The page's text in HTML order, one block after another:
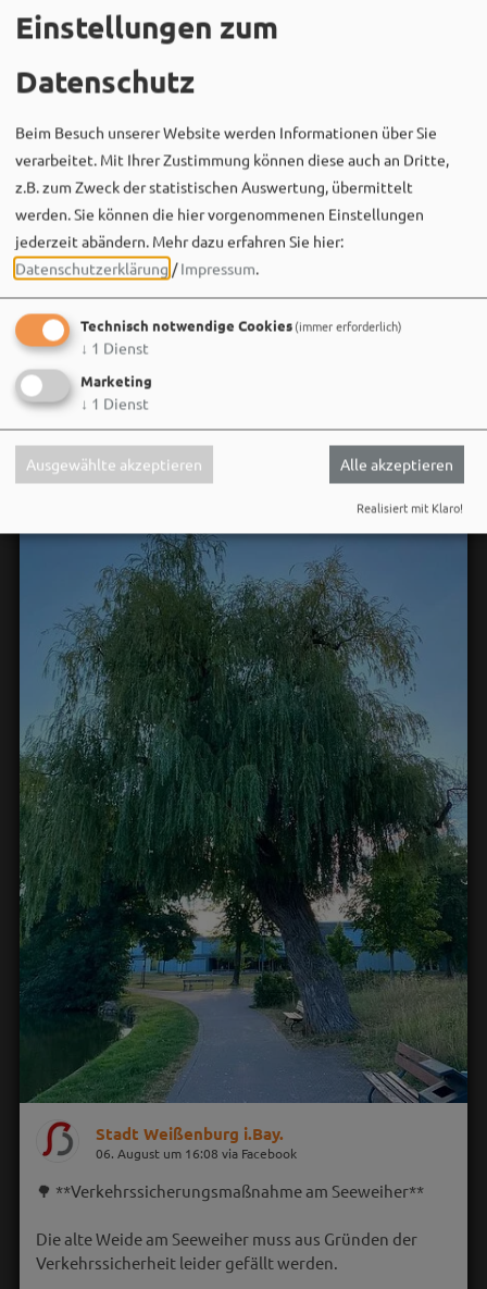
Bergwaldtheater
06. August um 18:08 via Facebook
Sei wie Luisa & Chiara!
Komm am 08.08. ins Bergwaldtheater und hol dir deinen
neuen Ohrwurm. 🎤✨
Gute Musik, beste Stimmung und ein Sommerabend,
der im Kopf bleibt. 🌿🎵
Wir sehen uns…
Stadt Weißenburg i.Bay.
06. August um 16:08 via Facebook
🌳 **Verkehrssicherungsmaßnahme am Seeweiher**
Die alte Weide am Seeweiher muss aus Gründen der
Verkehrssicherheit leider gefällt werden.
Einstellungen zum
Datenschutz
Beim Besuch unserer Website werden Informationen über Sie
verarbeitet. Mit Ihrer Zustimmung können diese auch an Dritte,
z.B. zum Zweck der statistischen Auswertung, übermittelt
werden. Sie können die hier vorgenommenen Einstellungen
jederzeit abändern. Mehr dazu erfahren Sie hier:
Datenschutzerklärung /Impressum.
Technisch notwendige Cookies(immer erforderlich)
↓ 1 Dienst
Marketing
↓ 1 Dienst
Ausgewählte akzeptieren Alle akzeptieren
Realisiert mit Klaro!